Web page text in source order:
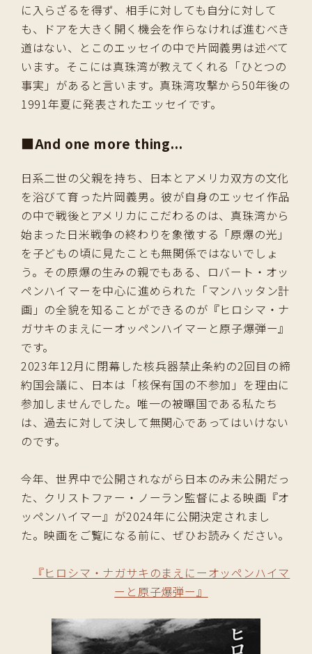
に入らざるを得ず、相手に対しても自分に対して
も、ドアを大きく開く機会を作らなければ進むべき
道はない、とこのエッセイの中で片岡義男は述べて
います。そこには真珠湾が教えてくれる「ひとつの
事実」があると言います。真珠湾攻撃から50年後の
1991年夏に発表されたエッセイです。
■And one more thing...
日系二世の父親を持ち、日本とアメリカ双方の文化
を浴びて育った片岡義男。彼が自身のエッセイ作品
の中で戦後とアメリカにこだわるのは、真珠湾から
始まった日米戦争の終わりを象徴する「原爆の光」
を子どもの頃に見たことも無関係ではないでしょ
う。その原爆の生みの親でもある、ロバート・オッ
ペンハイマーを中心に進められた「マンハッタン計
画」の全貌を知ることができるのが『ヒロシマ・ナ
ガサキのまえにーオッペンハイマーと原子爆弾ー』
です。
2023年12月に閉幕した核兵器禁止条約の2回目の締
約国会議に、日本は「核保有国の不参加」を理由に
参加しませんでした。唯一の被曝国である私たち
は、過去に対して決して無関心であってはいけない
のです。
今年、世界中で公開されながら日本のみ未公開だっ
た、クリストファー・ノーラン監督による映画『オ
ッペンハイマー』が2024年に公開決定されまし
た。映画をご覧になる前に、ぜひお読みください。
『ヒロシマ・ナガサキのまえにーオッペンハイマ
ーと原子爆弾ー』